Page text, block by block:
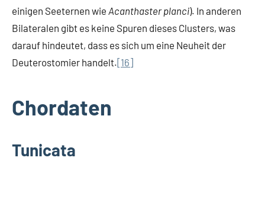
einigen Seeternen wie Acanthaster planci). In anderen
Bilateralen gibt es keine Spuren dieses Clusters, was
darauf hindeutet, dass es sich um eine Neuheit der
Deuterostomier handelt.[16]
Chordaten
Tunicata